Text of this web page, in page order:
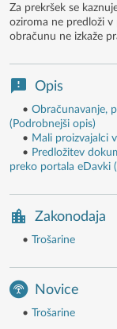
Za prekršek se
oziroma ne predloži
obračunu ne izkaže
Opis
• Obračunavanje,
(Podrobnejši opis)
• Mali proizvajalci
• Predložitev
preko portala eDavki
Zakonodaja
• Trošarine
Novice
• Trošarine